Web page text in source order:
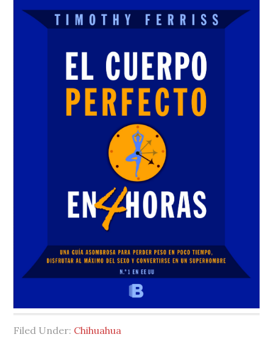
Filed Under: Chihuahua